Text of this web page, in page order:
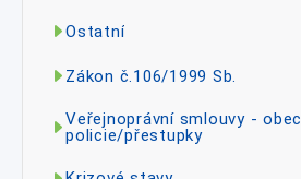
Ostatní
Zákon č.106/1999 Sb.
Veřejnoprávní smlouvy -
policie/přestupky